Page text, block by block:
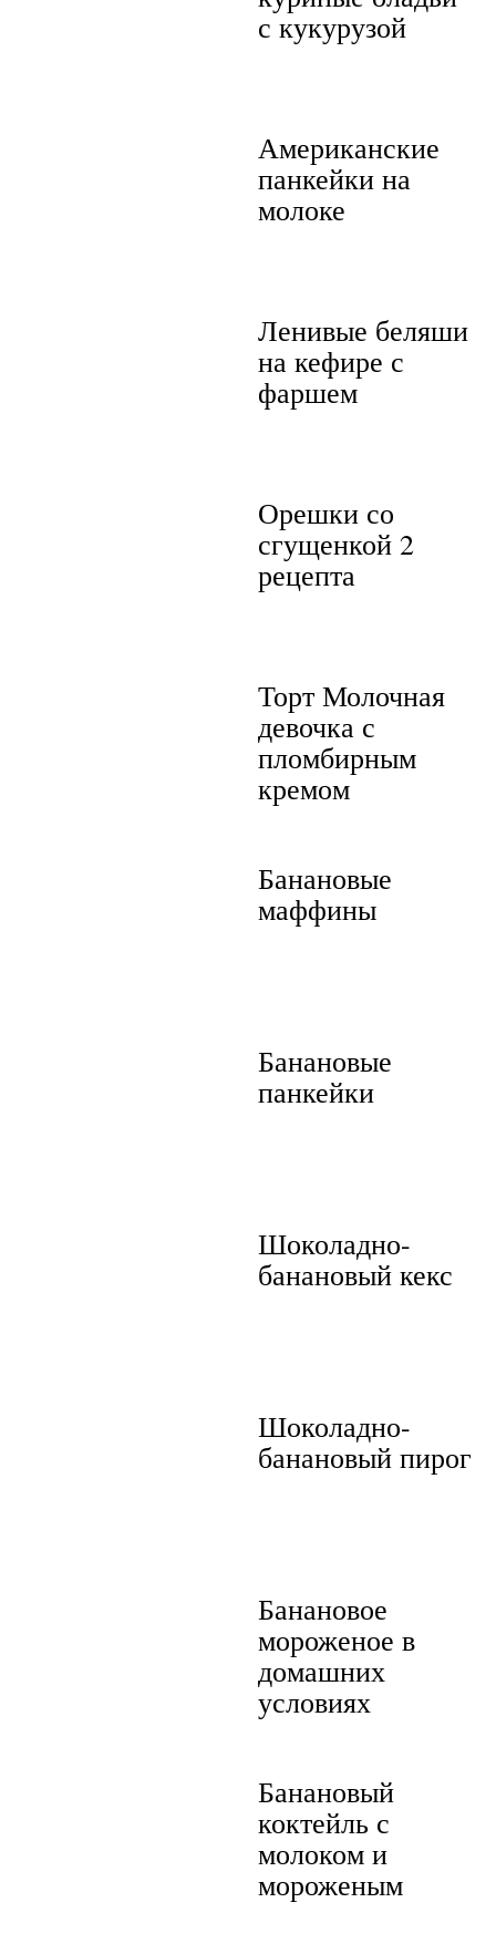
с кукурузой
Американские
панкейки на
молоке
Ленивые беляши
на кефире с
фаршем
Орешки со
сгущенкой 2
рецепта
Торт Молочная
девочка с
пломбирным
кремом
Банановые
маффины
Банановые
панкейки
Шоколадно-
банановый кекс
Шоколадно-
банановый пирог
Банановое
мороженое в
домашних
условиях
Банановый
коктейль с
молоком и
мороженым